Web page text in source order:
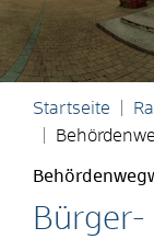
Startseite
Bürger-